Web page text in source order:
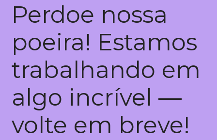
Perdoe nossa
poeira! Estamos
trabalhando em
algo incrível —
volte em breve!